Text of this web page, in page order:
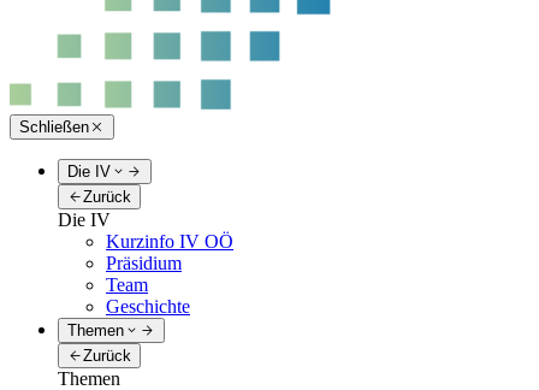
Schließen
Die IV
Zurück
Die IV
Kurzinfo IV OÖ
Präsidium
Team
Geschichte
Themen
Zurück
Themen